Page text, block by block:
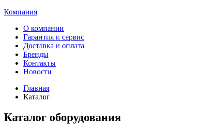
Компания
О компании
Гарантия и сервис
Доставка и оплата
Бренды
Контакты
Новости
Главная
Каталог
Каталог оборудования